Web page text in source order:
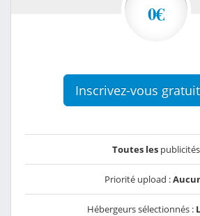
0€
Inscrivez-vous
Toutes les publicités
Priorité upload :
Hébergeurs sélectionnés :